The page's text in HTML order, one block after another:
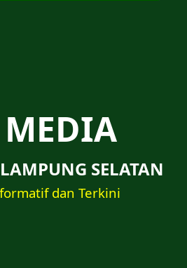
SELATAN
dan Terkini